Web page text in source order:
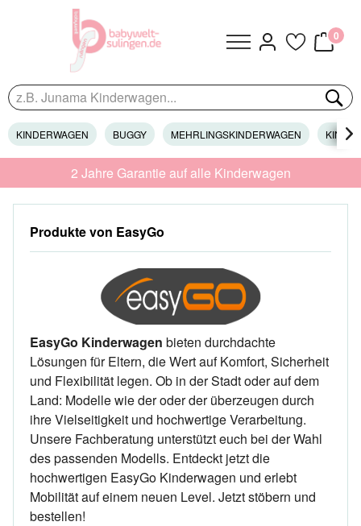
0
KINDERWAGEN BUGGY MEHRLINGSKINDERWAGEN 
2 Jahre Garantie auf alle Kinderwagen
Produkte von EasyGo
EasyGo Kinderwagen bieten durchdachte
Lösungen für Eltern, die Wert auf Komfort, Sicherheit
und Flexibilität legen. Ob in der Stadt oder auf dem
Land: Modelle wie der oder der überzeugen durch
ihre Vielseitigkeit und hochwertige Verarbeitung.
Unsere Fachberatung unterstützt euch bei der Wahl
des passenden Modells. Entdeckt jetzt die
hochwertigen EasyGo Kinderwagen und erlebt
Mobilität auf einem neuen Level. Jetzt stöbern und
bestellen!